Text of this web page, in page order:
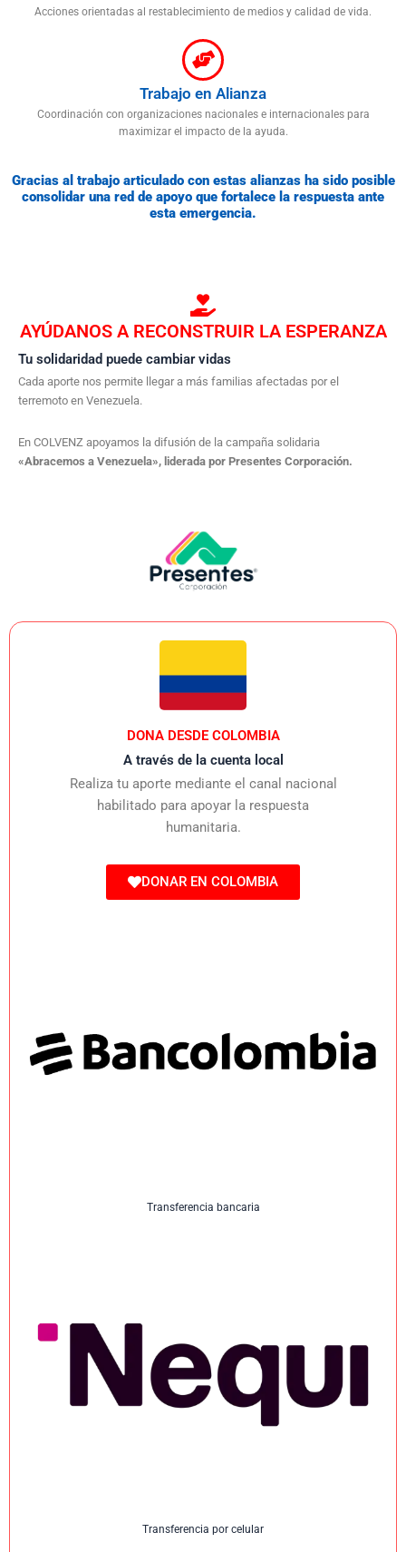
Acciones orientadas al restablecimiento de medios y calidad de vida.
Trabajo en Alianza
Coordinación con organizaciones nacionales e internacionales para
maximizar el impacto de la ayuda.
Gracias al trabajo articulado con estas alianzas ha sido posible
consolidar una red de apoyo que fortalece la respuesta ante
esta emergencia.
AYÚDANOS A RECONSTRUIR LA ESPERANZA
Tu solidaridad puede cambiar vidas
Cada aporte nos permite llegar a más familias afectadas por el
terremoto en Venezuela.
En COLVENZ apoyamos la difusión de la campaña solidaria
«Abracemos a Venezuela», liderada por Presentes Corporación.
DONA DESDE COLOMBIA
A través de la cuenta local
Realiza tu aporte mediante el canal nacional
habilitado para apoyar la respuesta
humanitaria.
DONAR EN COLOMBIA
Transferencia bancaria
Transferencia por celular